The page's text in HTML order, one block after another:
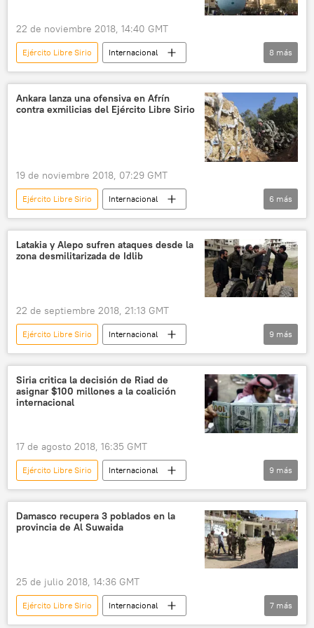
22 de noviembre 2018, 14:40 GMT
Ejército Libre Sirio
Internacional
🌍 Oriente Medio
Turquía
Siria
Afrín
disputa territorial
integridad territorial
🛡️ Zonas de conflicto
8 más
Ankara lanza una ofensiva en Afrín
contra exmilicias del Ejército Libre Sirio
19 de noviembre 2018, 07:29 GMT
Ejército Libre Sirio
Internacional
🌍 Oriente Medio
Afrín
Siria
Turquía
ofensiva noticias
6 más
Latakia y Alepo sufren ataques desde la
zona desmilitarizada de Idlib
22 de septiembre 2018, 21:13 GMT
Ejército Libre Sirio
Internacional
🌍 Oriente Medio
Siria
Idlib
Latakia
Alepo
Vladímir Sávchenko
Centro Ruso para la Reconciliación en Siria
9 más
Siria critica la decisión de Riad de
asignar $100 millones a la coalición
internacional
17 de agosto 2018, 16:35 GMT
Ejército Libre Sirio
Internacional
🌍 Oriente Medio
Siria
EEUU
financiamiento
terrorismo
🛡️ Zonas de conflicto
9 más
Damasco recupera 3 poblados en la
provincia de Al Suwaida
25 de julio 2018, 14:36 GMT
Ejército Libre Sirio
Internacional
7 más